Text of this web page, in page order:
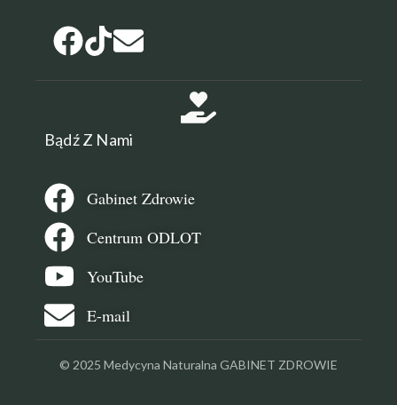
Bądź Z Nami
Gabinet Zdrowie
Centrum ODLOT
YouTube
E-mail
© 2025 Medycyna Naturalna GABINET ZDROWIE